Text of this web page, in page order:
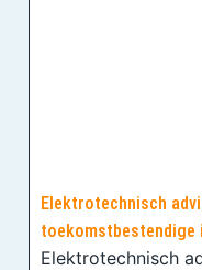
Elektrotechnisch
toekomstbestendige
Elektrotechnisch